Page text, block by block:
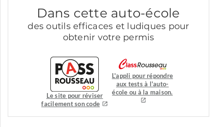
Dans cette auto-école
des outils efficaces et ludiques pour
obtenir votre permis
Le site pour réviser
facilement son code
L'appli pour répondre
aux tests à l'auto-
école ou à la maison.